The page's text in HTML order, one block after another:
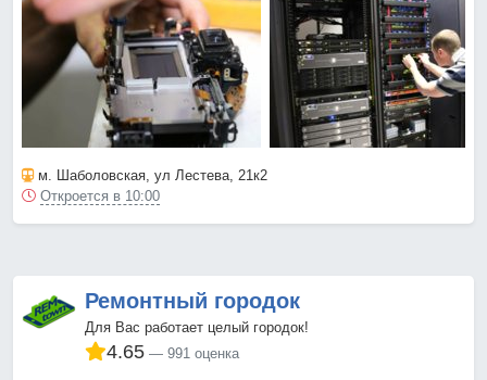
м. Шаболовская, ул Лестева, 21к2
Откроется в 10:00
Ремонтный городок
Для Вас работает целый городок!
4.65 991 оценка